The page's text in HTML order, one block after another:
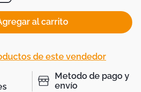
al carrito
de este vendedor
Metodo de pago y
envío